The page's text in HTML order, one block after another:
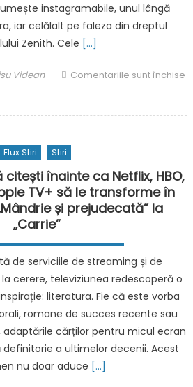
instagramabile, unul lângă
iar celălalt pe faleza din dreptul
Zenith. Cele […]
Videan
Comentariile sunt închise
noi
puncte
„instagramabile”
pentru
turiști,
ce
Vila
Regală
și
Centrul
Vechi
al
Flux Stiri Stiri
înainte ca Netflix, HBO,
TV+ să le transforme în
și prejudecată” la
„Carrie”
de serviciile de streaming și de
cerere, televiziunea redescoperă o
literatura. Fie că este vorba
romane de succes recente sau
cărților pentru micul ecran
a ultimelor decenii. Acest
nu doar aduce […]